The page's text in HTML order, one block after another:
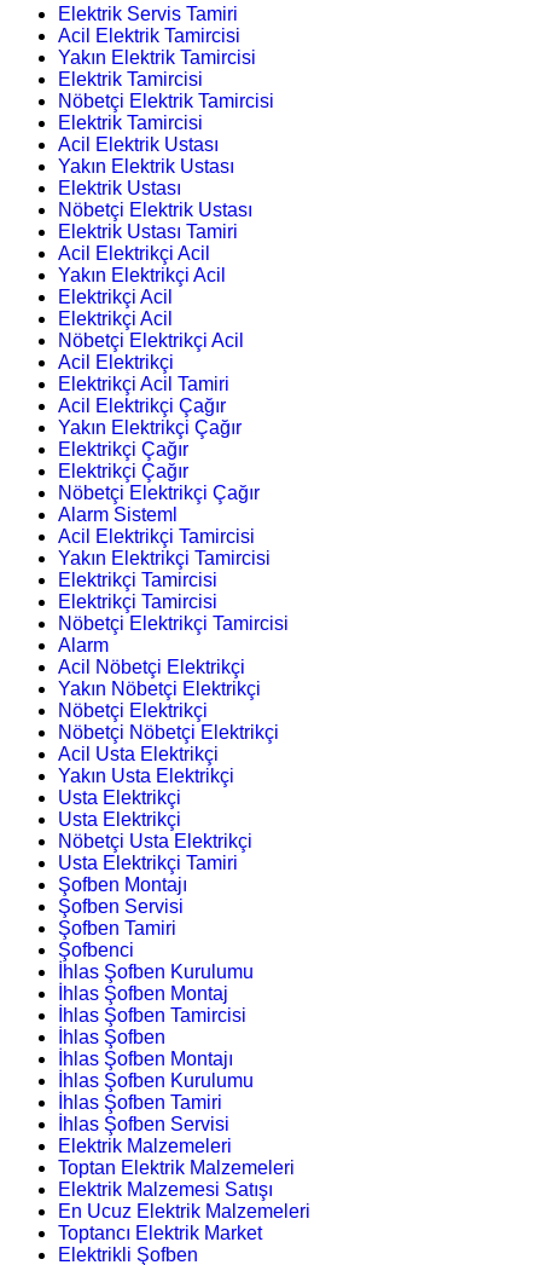
Elektrik Servis Tamiri
Acil Elektrik Tamircisi
Yakın Elektrik Tamircisi
Elektrik Tamircisi
Nöbetçi Elektrik Tamircisi
Elektrik Tamircisi
Acil Elektrik Ustası
Yakın Elektrik Ustası
Elektrik Ustası
Nöbetçi Elektrik Ustası
Elektrik Ustası Tamiri
Acil Elektrikçi Acil
Yakın Elektrikçi Acil
Elektrikçi Acil
Elektrikçi Acil
Nöbetçi Elektrikçi Acil
Acil Elektrikçi
Elektrikçi Acil Tamiri
Acil Elektrikçi Çağır
Yakın Elektrikçi Çağır
Elektrikçi Çağır
Elektrikçi Çağır
Nöbetçi Elektrikçi Çağır
Alarm Sisteml
Acil Elektrikçi Tamircisi
Yakın Elektrikçi Tamircisi
Elektrikçi Tamircisi
Elektrikçi Tamircisi
Nöbetçi Elektrikçi Tamircisi
Alarm
Acil Nöbetçi Elektrikçi
Yakın Nöbetçi Elektrikçi
Nöbetçi Elektrikçi
Nöbetçi Nöbetçi Elektrikçi
Acil Usta Elektrikçi
Yakın Usta Elektrikçi
Usta Elektrikçi
Usta Elektrikçi
Nöbetçi Usta Elektrikçi
Usta Elektrikçi Tamiri
Şofben Montajı
Şofben Servisi
Şofben Tamiri
Şofbenci
İhlas Şofben Kurulumu
İhlas Şofben Montaj
İhlas Şofben Tamircisi
İhlas Şofben
İhlas Şofben Montajı
İhlas Şofben Kurulumu
İhlas Şofben Tamiri
İhlas Şofben Servisi
Elektrik Malzemeleri
Toptan Elektrik Malzemeleri
Elektrik Malzemesi Satışı
En Ucuz Elektrik Malzemeleri
Toptancı Elektrik Market
Elektrikli Şofben